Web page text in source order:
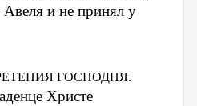
и не принял у
Христе